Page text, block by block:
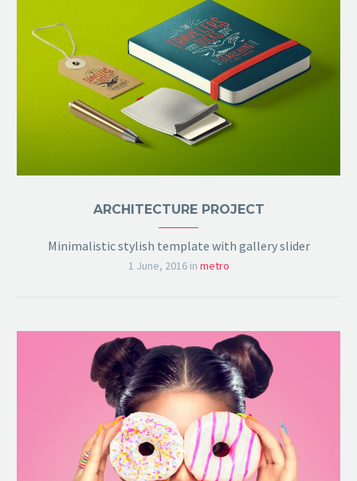
ARCHITECTURE PROJECT
Minimalistic stylish template with gallery slider
1 June, 2016 in metro